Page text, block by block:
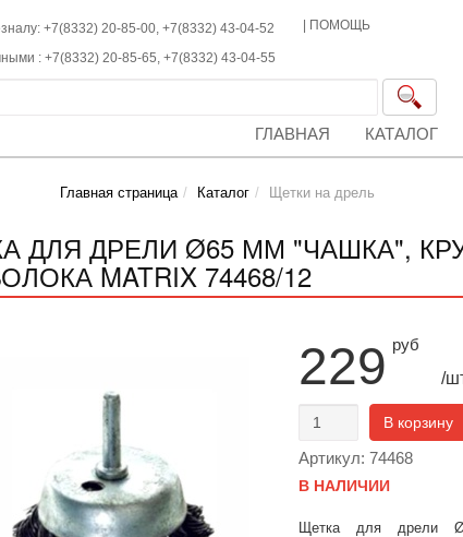
+7(8332) 20-85-00, +7(8332) 43-04-52
: +7(8332) 20-85-65, +7(8332) 43-04-55
ПОМОЩЬ
ГЛАВНАЯ КАТАЛОГ
Главная страница Каталог Щетки на дрель
ДЛЯ ДРЕЛИ Ø65 ММ "ЧАШКА",
MATRIX 74468/12
229 руб
/
В корзину
Артикул: 74468
В НАЛИЧИИ
Щетка для дрели